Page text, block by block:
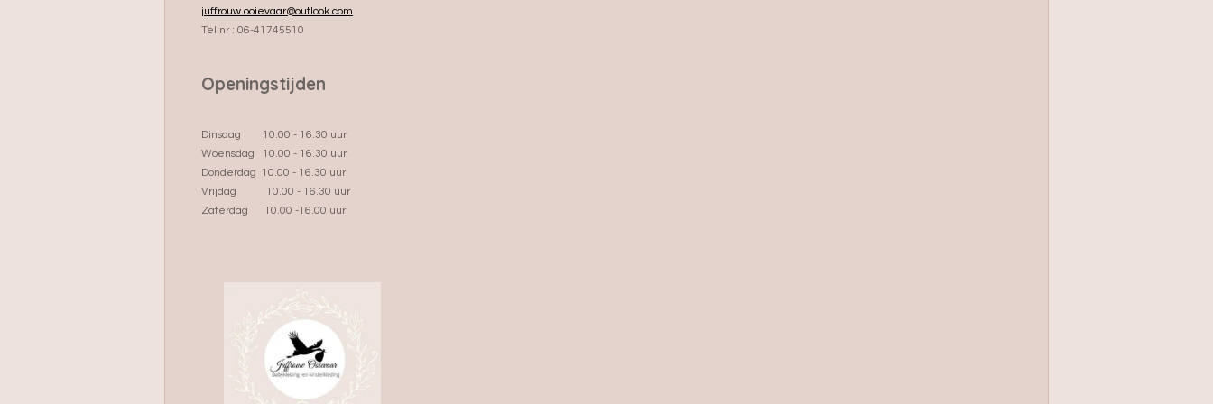
juffrouw.ooievaar@outlook.com
Tel.nr : 06-41745510
Openingstijden
Dinsdag 10.00 - 16.30 uur
Woensdag 10.00 - 16.30 uur
Donderdag 10.00 - 16.30 uur
Vrijdag 10.00 - 16.30 uur
Zaterdag 10.00 -16.00 uur